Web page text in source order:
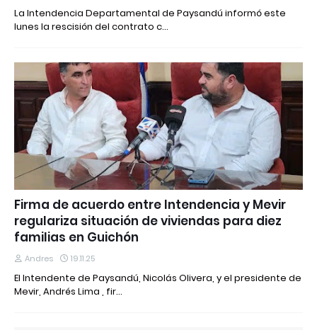
La Intendencia Departamental de Paysandú informó este
lunes la rescisión del contrato c…
Firma de acuerdo entre Intendencia y Mevir
regulariza situación de viviendas para diez
familias en Guichón
Andres 19.11.25
El Intendente de Paysandú, Nicolás Olivera, y el presidente de
Mevir, Andrés Lima , fir…